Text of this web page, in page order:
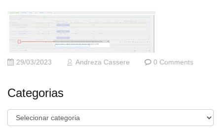
29/03/2023 Andreza Cassere 0 Comments
Categorias
Categorias